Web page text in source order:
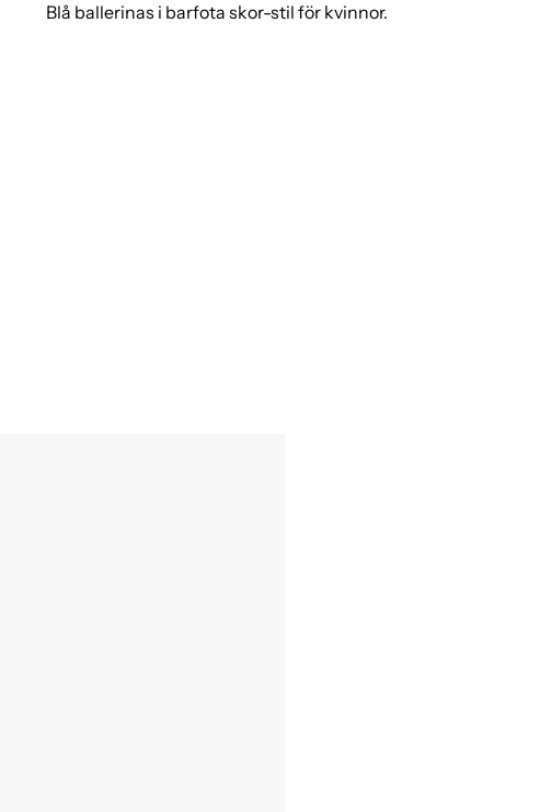
Blå ballerinas i barfota skor-stil för kvinnor.